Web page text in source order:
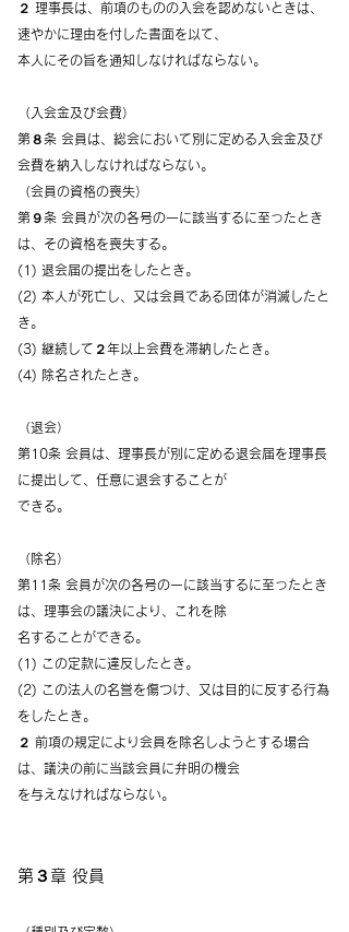
２ 理事長は、前項のものの入会を認めないときは、
速やかに理由を付した書面を以て、
本人にその旨を通知しなければならない。
（入会金及び会費）
第８条 会員は、総会において別に定める入会金及び
会費を納入しなければならない。
（会員の資格の喪失）
第９条 会員が次の各号の一に該当するに至ったとき
は、その資格を喪失する。
(1) 退会届の提出をしたとき。
(2) 本人が死亡し、又は会員である団体が消滅したと
き。
(3) 継続して２年以上会費を滞納したとき。
(4) 除名されたとき。
（退会）
第10条 会員は、理事長が別に定める退会届を理事長
に提出して、任意に退会することが
できる。
（除名）
第11条 会員が次の各号の一に該当するに至ったとき
は、理事会の議決により、これを除
名することができる。
(1) この定款に違反したとき。
(2) この法人の名誉を傷つけ、又は目的に反する行為
をしたとき。
２ 前項の規定により会員を除名しようとする場合
は、議決の前に当該会員に弁明の機会
を与えなければならない。
第３章 役員